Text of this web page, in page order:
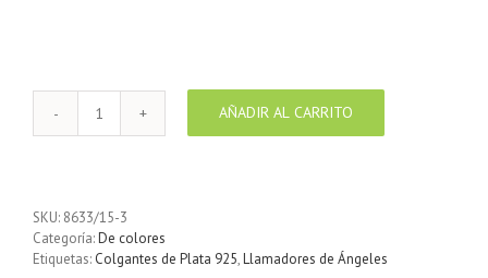
Llamador
con
diseño
con
AÑADIR AL CARRITO
SKU: 8633/15-3
Categoría:De colores
Etiquetas: Colgantes de Plata 925,Llamadores de Ángeles